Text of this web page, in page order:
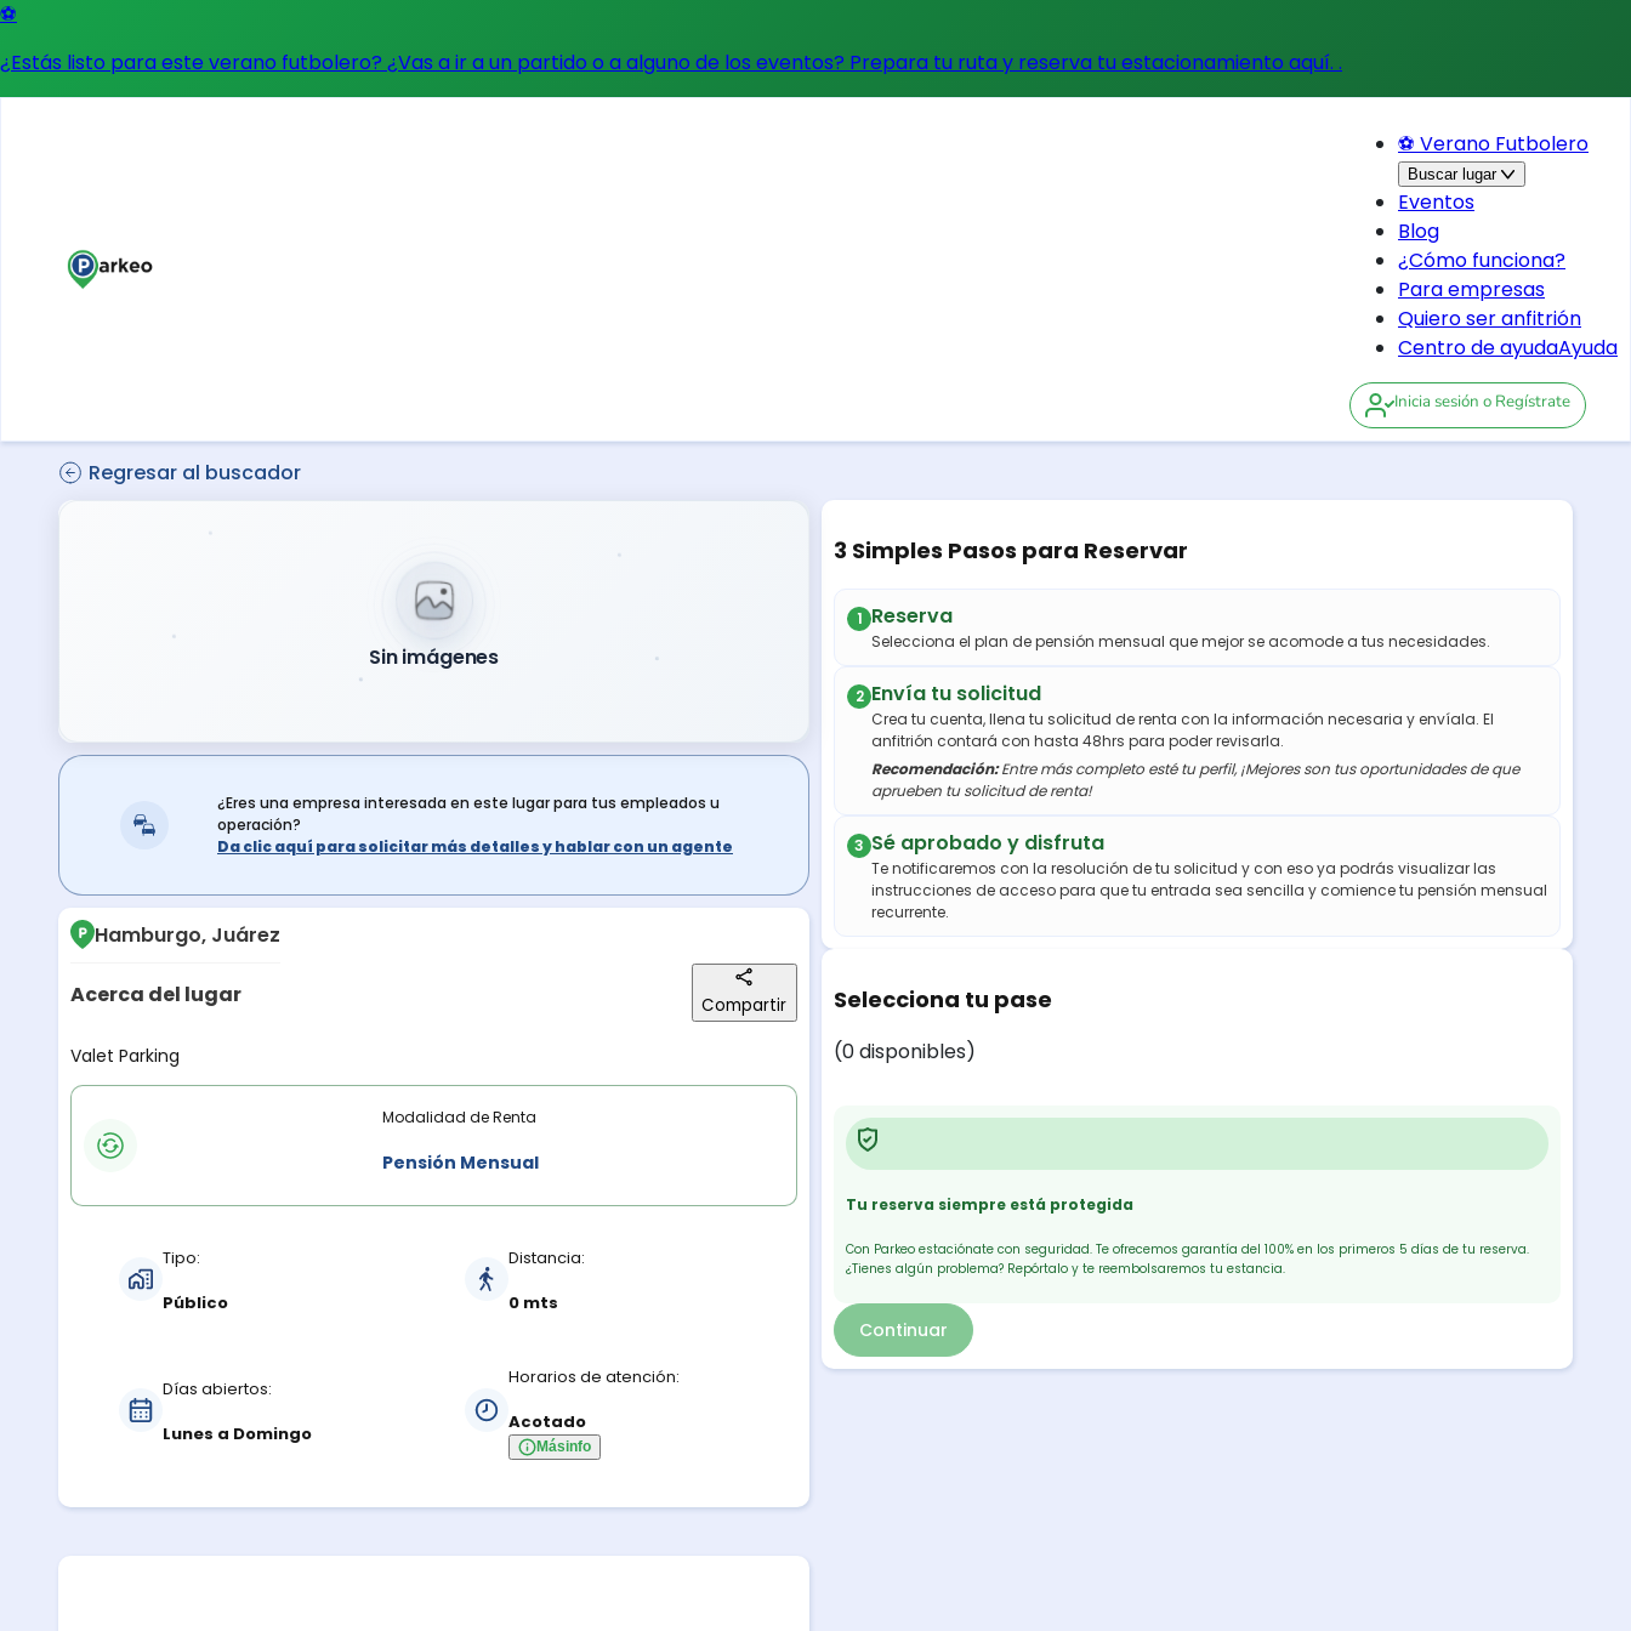
⚽
¿Estás listo para este verano futbolero? ¿Vas a ir a un partido o a alguno de los eventos? Prepara tu ruta y reserva tu estacionamiento aquí. .
⚽ Verano Futbolero
Buscar lugar
Eventos
Blog
¿Cómo funciona?
Para empresas
Quiero ser anfitrión
Centro de ayudaAyuda
Inicia sesión o Regístrate
Regresar al buscador
Sin imágenes
¿Eres una empresa interesada en este lugar para tus empleados u
operación?
Da clic aquí para solicitar más detalles y hablar con un agente
Hamburgo, Juárez
Acerca del lugar Compartir
Descripción del lugar
Valet Parking
Modalidades de renta
Modalidad de Renta
Pensión Mensual
Tipo:
Público
Distancia:
0 mts
Días abiertos:
Lunes a Domingo
Horarios de atención:
Acotado
Másinfo
3 Simples Pasos para Reservar
1 Reserva
Selecciona el plan de pensión mensual que mejor se acomode a tus necesidades.
2 Envía tu solicitud
Crea tu cuenta, llena tu solicitud de renta con la información necesaria y envíala. El
anfitrión contará con hasta 48hrs para poder revisarla.
Recomendación:Entre más completo esté tu perfil, ¡Mejores son tus oportunidades de que
aprueben tu solicitud de renta!
3 Sé aprobado y disfruta
Te notificaremos con la resolución de tu solicitud y con eso ya podrás visualizar las
instrucciones de acceso para que tu entrada sea sencilla y comience tu pensión mensual
recurrente.
Selecciona tu pase
(0 disponibles)
Tu reserva siempre está protegida
Con Parkeo estaciónate con seguridad. Te ofrecemos garantía del 100% en los primeros 5 días de tu reserva.
¿Tienes algún problema? Repórtalo y te reembolsaremos tu estancia.
Continuar